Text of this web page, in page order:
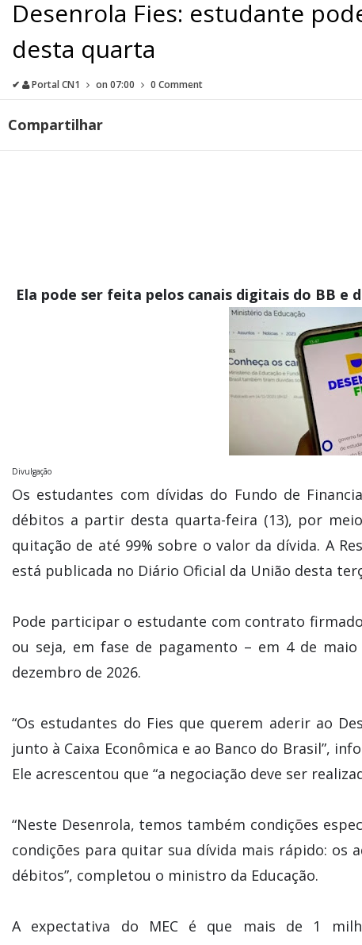
Desenrola Fies: estudante
desta quarta
✔ Portal CN1 on 07:00 0 Comment
Compartilhar
Ela pode ser feita pelos canais digitais do BB e
Divulgação
Os estudantes com dívidas do Fundo de
débitos a partir desta quarta-feira (13), por
quitação de até 99% sobre o valor da dívida. A
está publicada no Diário Oficial da União desta
Pode participar o estudante com contrato
ou seja, em fase de pagamento – em 4 de
dezembro de 2026.
“Os estudantes do Fies que querem aderir ao
junto à Caixa Econômica e ao Banco do Brasil”,
Ele acrescentou que “a negociação deve ser
“Neste Desenrola, temos também condições
condições para quitar sua dívida mais rápido: os
débitos”, completou o ministro da Educação.
A expectativa do MEC é que mais de 1